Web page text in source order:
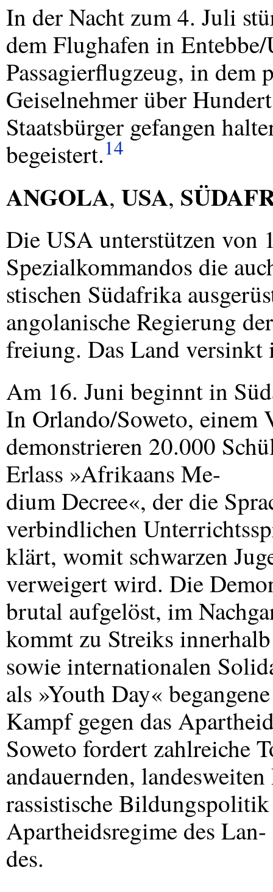
In der Nacht zum 4. Juli
dem Flughafen in
Passagierflugzeug, in dem
Geiselnehmer über
Staatsbürger gefangen
begeistert.14
ANGOLA, USA,
DieUSAunterstützen von
Spezialkommandos die
stischen Südafrika
angolanische Regierung
freiung. Das Land
Am 16. Juni beginnt in
In Orlando/Soweto, einem
demonstrieren 20.000
Erlass »Afrikaans Me-
dium Decree«, der die
verbindlichen
klärt, womit schwarzen
verweigert wird. Die
brutal aufgelöst, im
kommt zu Streiks
sowie internationalen
als »Youth Day«
Kampf gegen das
Soweto fordert zahlreiche
andauernden,
rassistische Bildungspolitik
Apartheidsregime des Lan-
des.